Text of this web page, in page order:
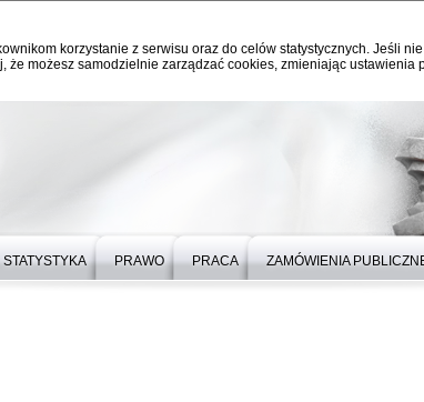
korzystanie z serwisu oraz do celów statystycznych. Jeśli
że możesz samodzielnie zarządzać cookies, zmieniając
STATYSTYKA PRAWO PRACA ZAMÓWIENIA